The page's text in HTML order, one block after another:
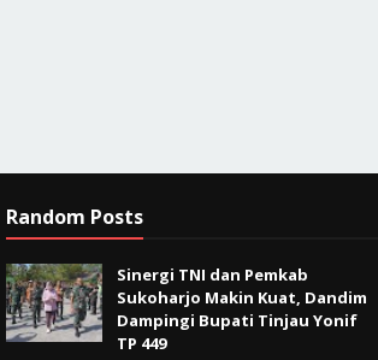
Random Posts
Sinergi TNI dan Pemkab
Sukoharjo Makin Kuat, Dandim
Dampingi Bupati Tinjau Yonif
TP 449